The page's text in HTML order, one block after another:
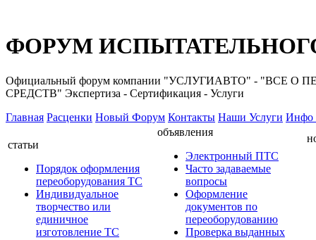
ФОРУМ
Официальный форум компании "УСЛУГИАВТО" -
СРЕДСТВ" Экспертиза - Сертификация - Услуги
Главная Расценки Новый Форум Контакты Наши Услуги Инфо
статьи
Порядок оформления
переоборудования ТС
Индивидуальное
творчество или
единичное
изготовление ТС
объявления
Электронный ПТС
Часто задаваемые
вопросы
Оформление
документов по
переоборудованию
Проверка выданных